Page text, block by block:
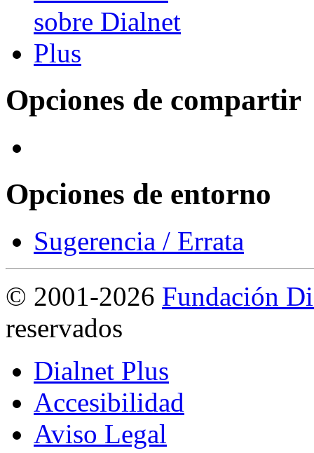
Opciones de compartir
Opciones de entorno
Sugerencia / Errata
© 2001-2026 Fundación
reservados
Dialnet Plus
Accesibilidad
Aviso Legal